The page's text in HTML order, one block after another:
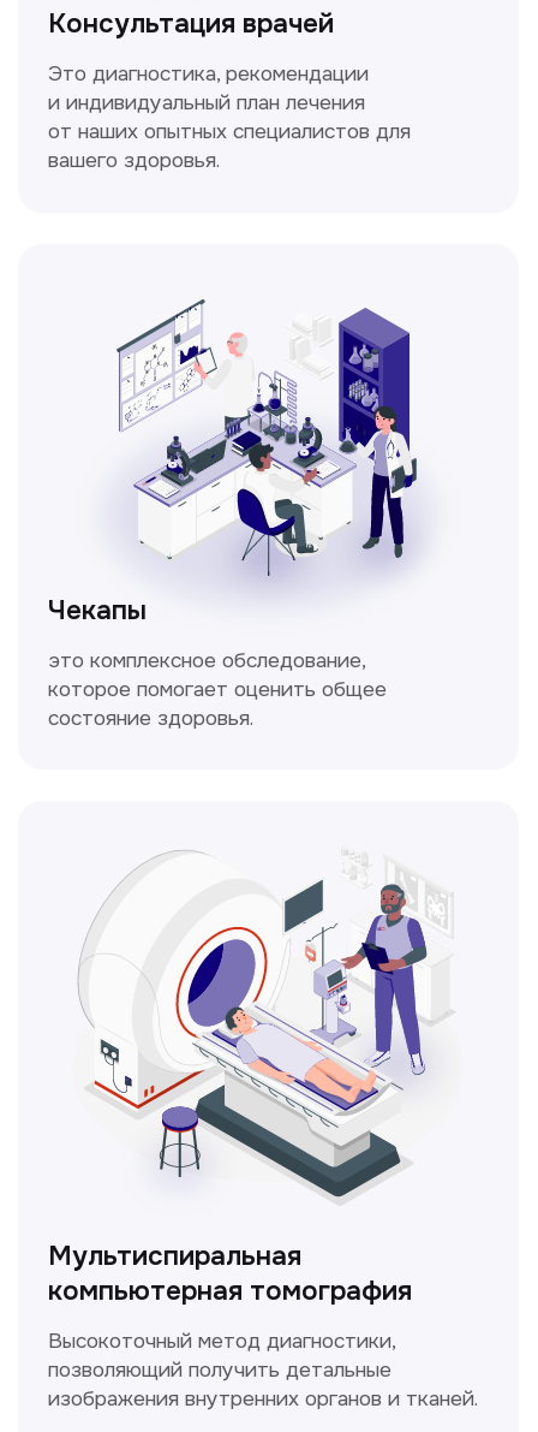
Метод исследования функции внешнего
дыхания, включающий в себя измерение
объёмных и скоростных показателей
шейку матки с помощью специального
прибора — кольпоскопа.
Диагностика и лечение заболеваний
уха, горла и носа с использованием
современных методик.
ЛОР-врач